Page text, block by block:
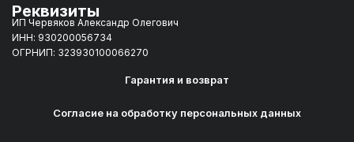
Реквизиты
ИП Червяков Александр Олегович
ИНН: 930200056734
ОГРНИП: 323930100066270
Гарантия и возврат
Согласие на обработку персональных данных